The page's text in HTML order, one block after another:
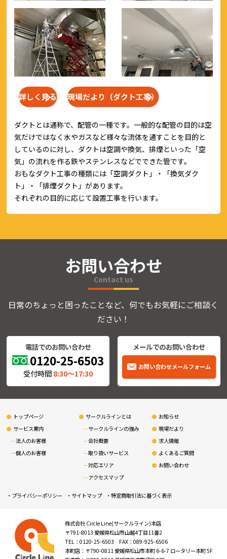
詳しく見る 現場だより（ダクト工事）
ダクトとは通称で、配管の一種です。一般的な配管の目的は空
気だけではなく水やガスなど様々な流体を通すことを目的と
しているのに対し、ダクトは空調や換気、排煙といった「空
気」の流れを作る鉄やステンレスなどでできた管です。
おもなダクト工事の種類には「空調ダクト」・「換気ダク
ト」・「排煙ダクト」があります。
それぞれの目的に応じて設置工事を行います。
お問い合わせ
Contact us
日常のちょっと困ったことなど、何でもお気軽にご相談く
ださい！
電話でのお問い合わせ
0120-25-6503
受付時間8:30〜17:30
メールでのお問い合わせ
お問い合わせメールフォーム
トップページ
サービス案内
法人のお客様
個人のお客様
サークルラインとは
サークルラインの強み
会社概要
取り扱いサービス
対応エリア
アクセスマップ
お知らせ
現場だより
求人情報
よくあるご質問
お問い合わせ
プライバシーポリシー サイトマップ 特定商取引法に基づく表示
株式会社 Circle Line(サークルライン)本店
〒791-8013 愛媛県松山市山越4丁目11番2
TEL：0120-25-6503 FAX：089-925-6506
本町店：〒790-0811 愛媛県松山市本町 6-6-7 ロータリー本町 5F